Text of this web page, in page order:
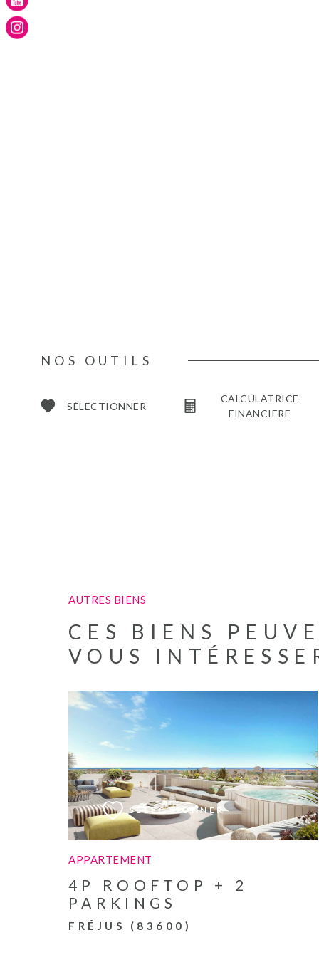
NOS OUTILS
SÉLECTIONNER
CALCULATRICE
FINANCIERE
AUTRES BIENS
CES BIENS
VOUS
APPARTEMENT
4P ROOFTOP + 2
PARKINGS
FRÉJUS (83600)
SÉLECTIONNER
VOIR LE BIEN